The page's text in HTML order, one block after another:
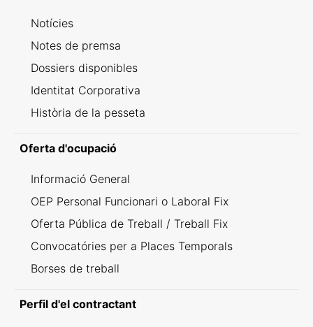
Notícies
Notes de premsa
Dossiers disponibles
Identitat Corporativa
Història de la pesseta
Oferta d'ocupació
Informació General
OEP Personal Funcionari o Laboral Fix
Oferta Pública de Treball / Treball Fix
Convocatóries per a Places Temporals
Borses de treball
Perfil d'el contractant